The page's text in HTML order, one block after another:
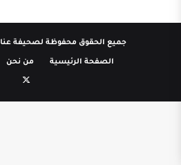
جميع الحقوق محفوظة لصحيفة عناوين
الصفحة الرئيسية من نحن